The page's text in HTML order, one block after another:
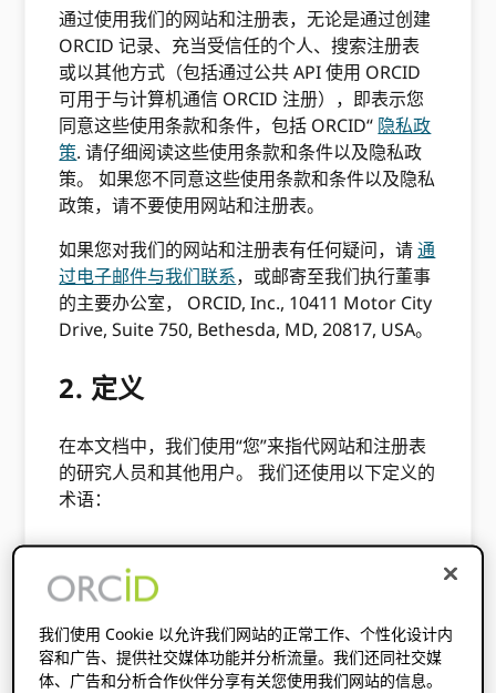
通过使用我们的网站和注册表，无论是通过创建
ORCID 记录、充当受信任的个人、搜索注册表
或以其他方式（包括通过公共 API 使用 ORCID
可用于与计算机通信 ORCID 注册），即表示您
同意这些使用条款和条件，包括 ORCID“ 隐私政
策. 请仔细阅读这些使用条款和条件以及隐私政
策。 如果您不同意这些使用条款和条件以及隐私
政策，请不要使用网站和注册表。
如果您对我们的网站和注册表有任何疑问，请通
过电子邮件与我们联系，或邮寄至我们执行董事
的主要办公室， ORCID, Inc., 10411 Motor City
Drive, Suite 750, Bethesda, MD, 20817, USA。
2. 定义
在本文档中，我们使用“您”来指代网站和注册表
的研究人员和其他用户。 我们还使用以下定义的
术语：
ORCID 记录：
如，用户 ID、密码、日志文件），包括 ORCID
ID，属于特定个人并存储在注册表中。
ORCID 公共API：一个可供公众使用的应用程
序接口，以促进计算机与注册处的通信。
我们使用 Cookie 以允许我们网站的正常工作、个性化设计内
容和广告、提供社交媒体功能并分析流量。我们还同社交媒
体、广告和分析合作伙伴分享有关您使用我们网站的信息。